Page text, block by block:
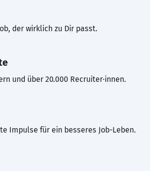
der wirklich zu Dir passt.
und über 20.000 Recruiter·innen.
Impulse für ein besseres Job-Leben.